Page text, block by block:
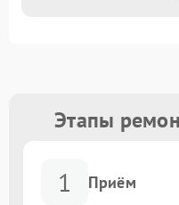
Этапы
1 Приём